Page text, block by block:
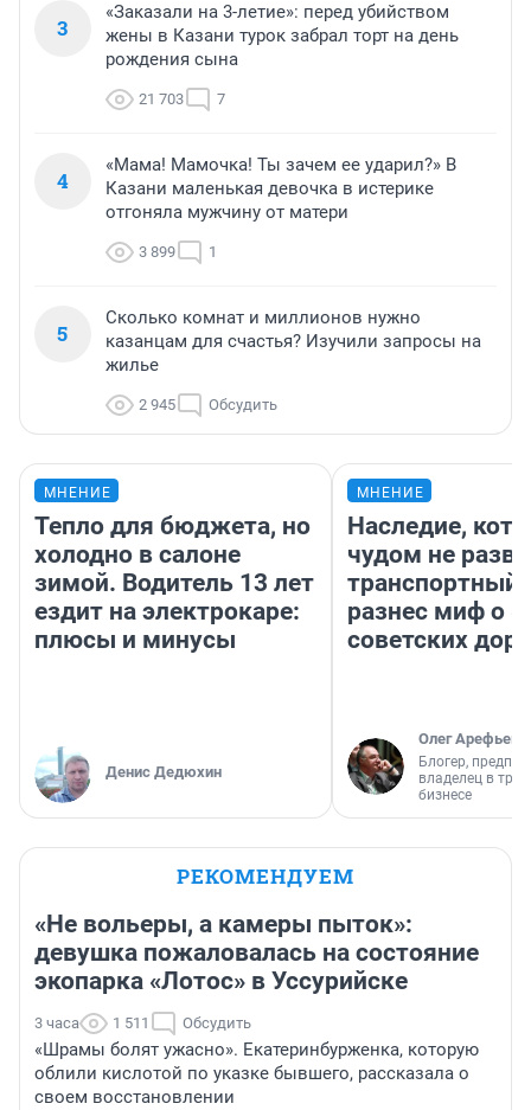
3
«Заказали на 3-летие»: перед убийством
жены в Казани турок забрал торт на день
рождения сына
21 703 7
4
«Мама! Мамочка! Ты зачем ее ударил?» В
Казани маленькая девочка в истерике
отгоняла мужчину от матери
3 899 1
5
Сколько комнат и миллионов нужно
казанцам для счастья? Изучили запросы на
жилье
2 945 Обсудить
МНЕНИЕ
Тепло для бюджета, но
холодно в салоне
зимой. Водитель 13 лет
ездит на электрокаре:
плюсы и минусы
Денис Дедюхин
МНЕНИЕ
Наследие,
чудом не
транспортный
разнес миф о
советских
Олег Арефьев
Блогер,
владелец в
бизнесе
РЕКОМЕНДУЕМ
«Не вольеры, а камеры пыток»:
девушка пожаловалась на состояние
экопарка «Лотос» в Уссурийске
3 часа 1 511 Обсудить
«Шрамы болят ужасно». Екатеринбурженка, которую
облили кислотой по указке бывшего, рассказала о
своем восстановлении